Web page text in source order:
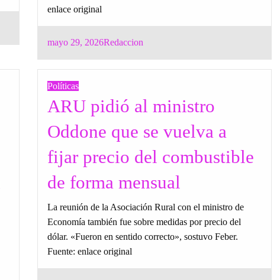
enlace original
Posted
mayo 29, 2026Redaccion
Políticas
ARU pidió al ministro
Oddone que se vuelva a
fijar precio del combustible
de forma mensual
La reunión de la Asociación Rural con el ministro de
Economía también fue sobre medidas por precio del
dólar. «Fueron en sentido correcto», sostuvo Feber.
Fuente: enlace original